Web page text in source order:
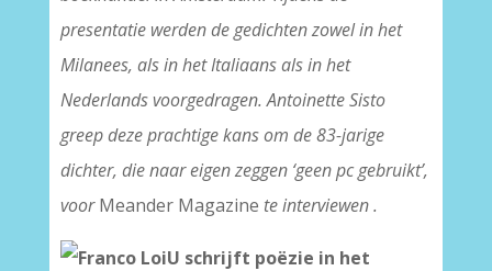
presentatie werden de gedichten zowel in het
Milanees, als in het Italiaans als in het
Nederlands voorgedragen. Antoinette Sisto
greep deze prachtige kans om de 83-jarige
dichter, die naar eigen zeggen ‘geen pc gebruikt’,
voorMeander Magazine te interviewen.
U schrijft poëzie in het